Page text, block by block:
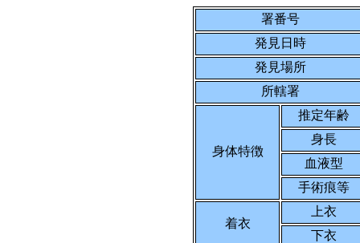
署番号
発見日時
発見場所
所轄署
身体特徴
推定年齢
身長
血液型
手術痕等
着衣
上衣
下衣